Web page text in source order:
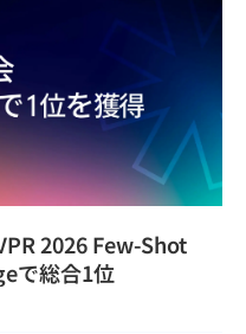
2026 Few-Shot
で総合1位